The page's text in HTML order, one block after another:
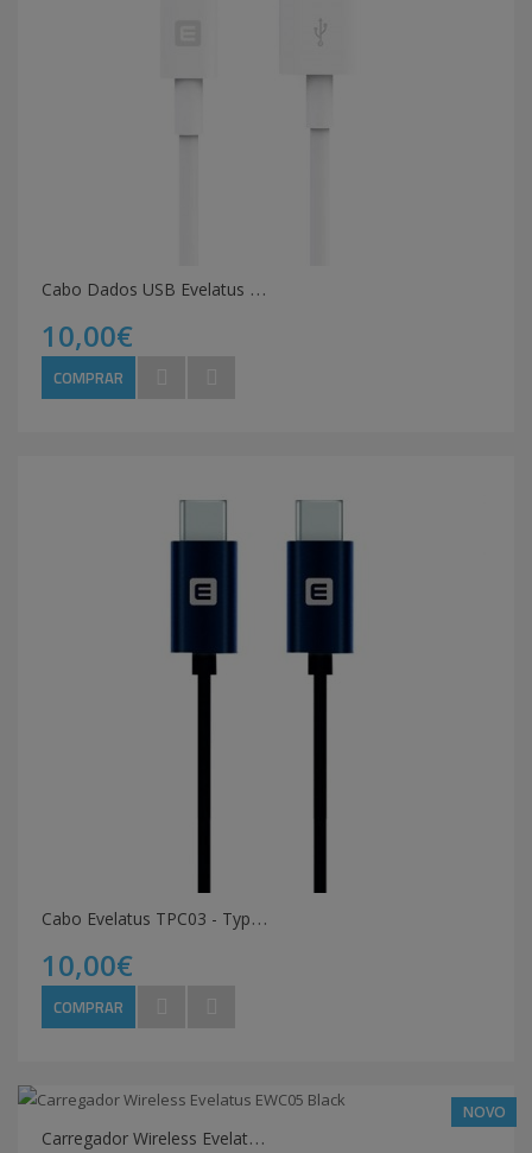
C
abo Dados USB Evelatus Type-C TPC07 Branco
10,00€
COMPRAR
C
abo Evelatus TPC03 - Type-C / Type-C Preto
10,00€
COMPRAR
NOVO
C
arregador Wireless Evelatus EWC05 Black